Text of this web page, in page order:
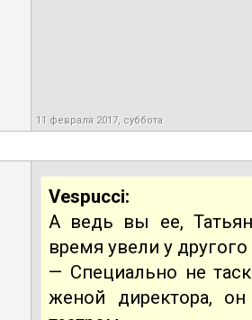
11 февраля 2017, суббота
Vespucci:
А ведь вы ее,
время увели у
— Специально не
женой директора,